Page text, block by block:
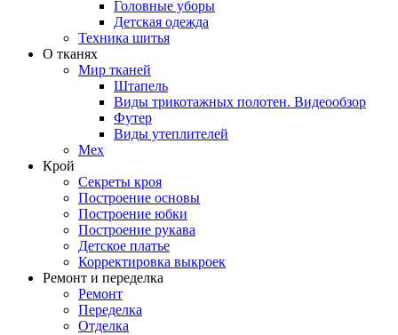
Головные уборы
Детская одежда
Техника шитья
О тканях
Мир тканей
Штапель
Виды трикотажных полотен. Видеообзор
Футер
Виды утеплителей
Мех
Крой
Секреты кроя
Построение основы
Построение юбки
Построение рукава
Детское платье
Корректировка выкроек
Ремонт и переделка
Ремонт
Переделка
Отделка